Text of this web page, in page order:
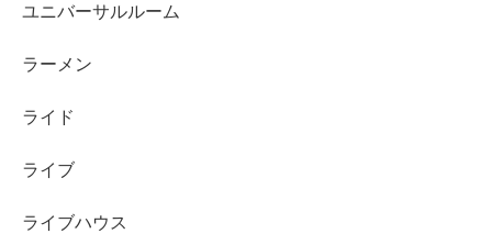
ユニバーサルルーム
ラーメン
ライド
ライブ
ライブハウス